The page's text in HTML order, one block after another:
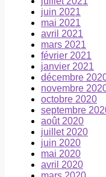
juin 2021
mai 2021
avril 2021
mars 2021
février 2021
janvier 2021
décembre
novembre
octobre 2020
septembre
août 2020
juillet 2020
juin 2020
mai 2020
avril 2020